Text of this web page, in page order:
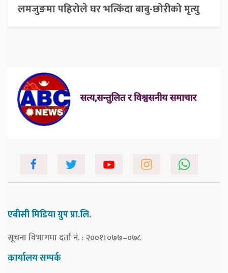
लमजुङमा पहिरोले घर भत्किंदा बाबु-छोरीको मृत्यु
एबीसी मिडिया ग्रुप प्रा.लि.
सूचना विभागमा दर्ता नं. : २००१।०७७–०७८
कार्यालय सम्पर्क